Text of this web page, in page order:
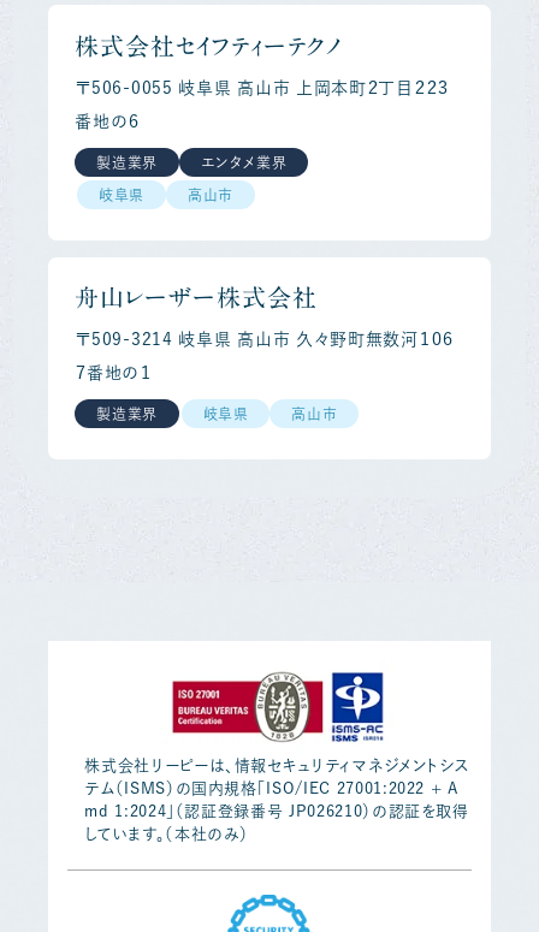
株式会社セイフティーテクノ
〒506-0055 岐阜県 高山市 上岡本町２丁目２２３
番地の６
製造業界 エンタメ業界
岐阜県 高山市
舟山レーザー株式会社
〒509-3214 岐阜県 高山市 久々野町無数河１０６
７番地の１
製造業界 岐阜県 高山市
株式会社リーピーは、情報セキュリティマネジメントシス
テム（ISMS）の国内規格「ISO/IEC 27001:2022 + A
md 1:2024」（認証登録番号 JP026210）の認証を取得
しています。（本社のみ）